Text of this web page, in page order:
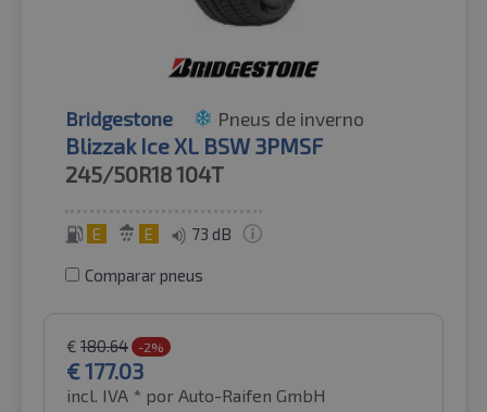
Bridgestone Pneus de inverno
Blizzak Ice XL BSW 3PMSF
245/50R18104T
E E 73 dB
Comparar pneus
€ 180.64 -2%
€177.03
incl. IVA * por Auto-Raifen GmbH